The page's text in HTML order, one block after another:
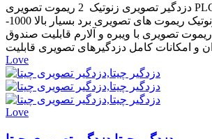
دزدگیر تصویری زنوتیک 2 ریموت تصویری PLC (اصلی) PLC-
دزدگیر تصویری زنوتیک ریموت های تصویری برد بسیار بالا 1000-
1500 متر دارای 2 ریموت تصویری با ویبره و آلارم قابلیت صندوق
Love
Love